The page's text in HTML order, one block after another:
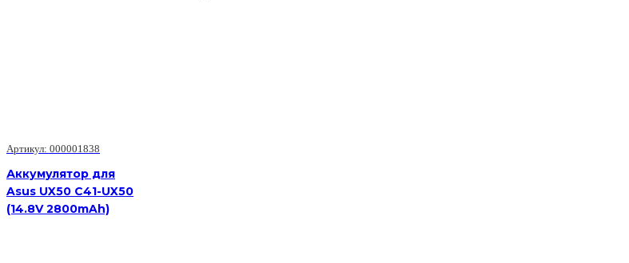
Артикул: 000001838
Аккумулятор для
Asus UX50 C41-UX50
(14.8V 2800mAh)